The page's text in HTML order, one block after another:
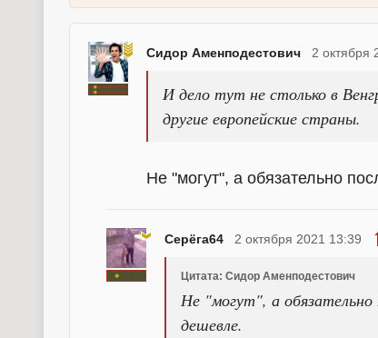
Сидор Аменподестович 2 октября
И дело тут не столько в
другие европейские страны.
Не "могут", а обязательно
Серёга64 2 октября 2021 13:39
Цитата: Сидор Аменподестович
Не "могут", а
дешевле.